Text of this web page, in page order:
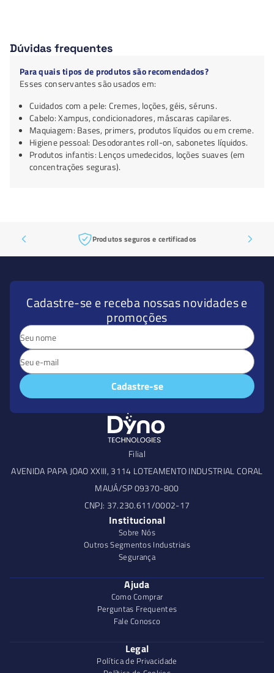
Dúvidas frequentes
Para quais tipos de produtos são recomendados?
Esses conservantes são usados em:
Cuidados com a pele: Cremes, loções, géis, séruns.
Cabelo: Xampus, condicionadores, máscaras capilares.
Maquiagem: Bases, primers, produtos líquidos ou em creme.
Higiene pessoal: Desodorantes roll-on, sabonetes líquidos.
Produtos infantis: Lenços umedecidos, loções suaves (em
concentrações seguras).
Produtos seguros e certificados
Cadastre-se e receba nossas novidades e
promoções
Cadastre-se
Filial
AVENIDA PAPA JOAO XXIII, 3114 LOTEAMENTO INDUSTRIAL CORAL
MAUÁ/SP 09370-800
CNPJ: 37.230.611/0002-17
Institucional
Sobre Nós
Outros Segmentos Industriais
Segurança
Ajuda
Como Comprar
Perguntas Frequentes
Fale Conosco
Legal
Política de Privacidade